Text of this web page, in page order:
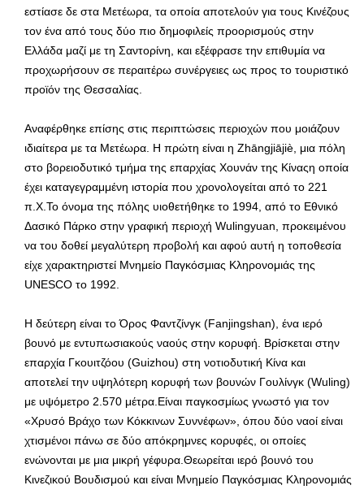
εστίασε δε στα Μετέωρα, τα οποία αποτελούν για τους Κινέζους
τον ένα από τους δύο πιο δημοφιλείς προορισμούς στην
Ελλάδα μαζί με τη Σαντορίνη, και εξέφρασε την επιθυμία να
προχωρήσουν σε περαιτέρω συνέργειες ως προς το τουριστικό
προϊόν της Θεσσαλίας.
Αναφέρθηκε επίσης στις περιπτώσεις περιοχών που μοιάζουν
ιδιαίτερα με τα Μετέωρα. Η πρώτη είναι η Zhāngjiājiè, μια πόλη
στο βορειοδυτικό τμήμα της επαρχίας Χουνάν της Κίναςη οποία
έχει καταγεγραμμένη ιστορία που χρονολογείται από το 221
π.Χ.Το όνομα της πόλης υιοθετήθηκε το 1994, από το Εθνικό
Δασικό Πάρκο στην γραφική περιοχή Wulingyuan, προκειμένου
να του δοθεί μεγαλύτερη προβολή και αφού αυτή η τοποθεσία
είχε χαρακτηριστεί Μνημείο Παγκόσμιας Κληρονομιάς της
UNESCO το 1992.
Η δεύτερη είναι το Όρος Φαντζίνγκ (Fanjingshan), ένα ιερό
βουνό με εντυπωσιακούς ναούς στην κορυφή. Βρίσκεται στην
επαρχία Γκουιτζόου (Guizhou) στη νοτιοδυτική Κίνα και
αποτελεί την υψηλότερη κορυφή των βουνών Γουλίνγκ (Wuling)
με υψόμετρο 2.570 μέτρα.Είναι παγκοσμίως γνωστό για τον
«Χρυσό Βράχο των Κόκκινων Συννέφων», όπου δύο ναοί είναι
χτισμένοι πάνω σε δύο απόκρημνες κορυφές, οι οποίες
ενώνονται με μια μικρή γέφυρα.Θεωρείται ιερό βουνό του
Κινεζικού Βουδισμού και είναι Μνημείο Παγκόσμιας Κληρονομιάς